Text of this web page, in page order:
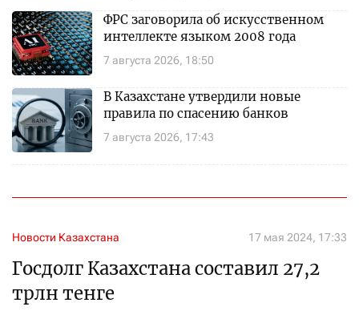
7 августа 2026, 18:50
ФРС заговорила об искусственном
интеллекте языком 2008 года
7 августа 2026, 17:43
В Казахстане утвердили новые
правила по спасению банков
Новости Казахстана 17 мая 2024, 17:33
Госдолг Казахстана составил 27,2
трлн тенге